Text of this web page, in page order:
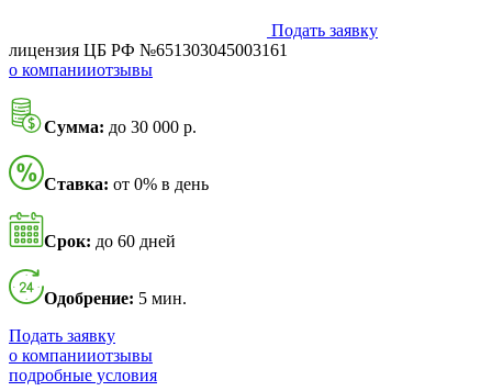
Подать заявку
лицензия ЦБ РФ №651303045003161
о компанииотзывы
Сумма: до 30 000 р.
Ставка: от 0% в день
Срок: до 60 дней
Одобрение: 5 мин.
Подать заявку
о компанииотзывы
подробные условия